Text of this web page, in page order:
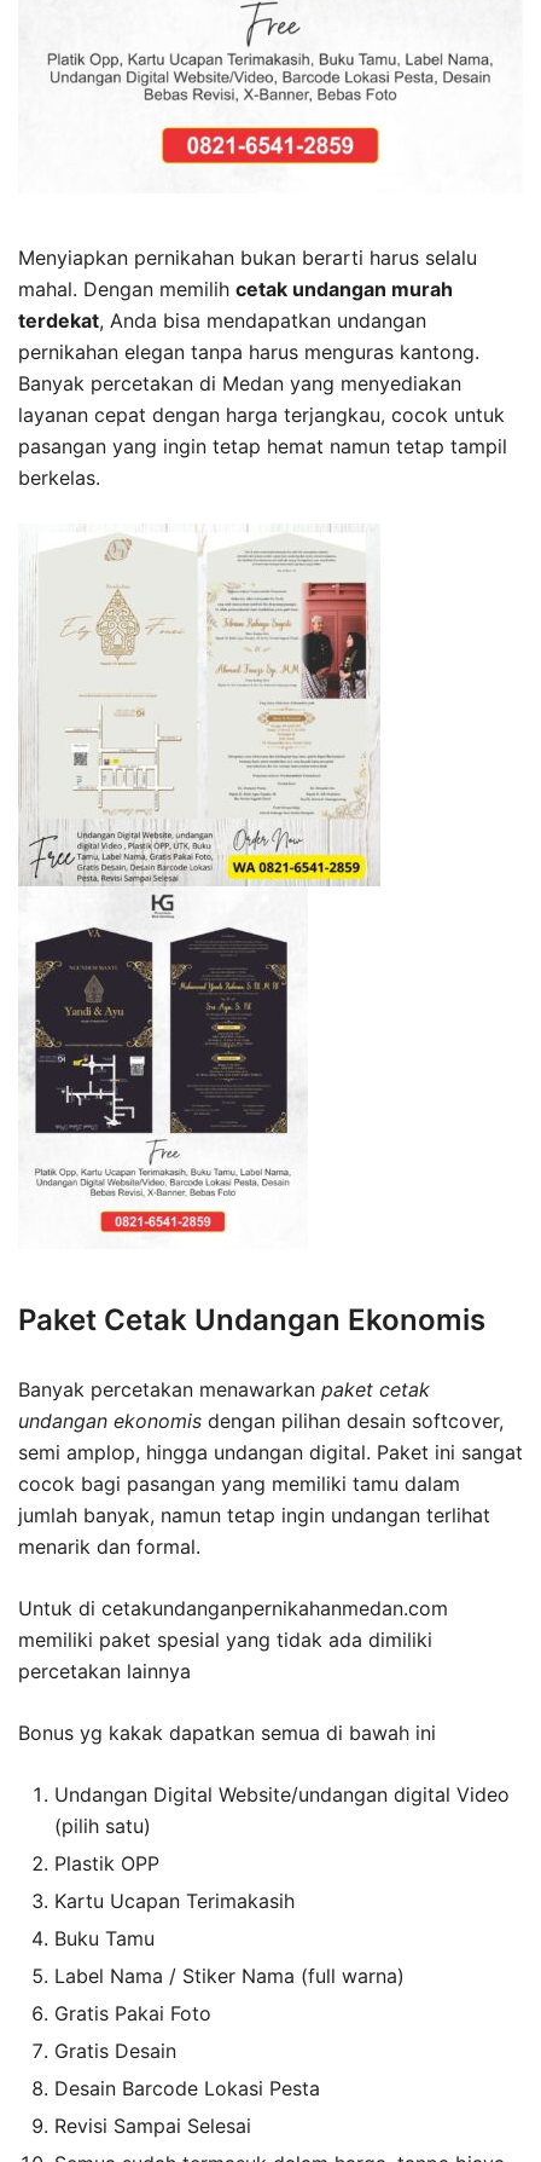
Menyiapkan pernikahan bukan berarti harus selalu
mahal. Dengan memilih cetak undangan murah
terdekat, Anda bisa mendapatkan undangan
pernikahan elegan tanpa harus menguras kantong.
Banyak percetakan di Medan yang menyediakan
layanan cepat dengan harga terjangkau, cocok untuk
pasangan yang ingin tetap hemat namun tetap tampil
berkelas.
Paket Cetak Undangan Ekonomis
Banyak percetakan menawarkan paket cetak
undangan ekonomis dengan pilihan desain softcover,
semi amplop, hingga undangan digital. Paket ini sangat
cocok bagi pasangan yang memiliki tamu dalam
jumlah banyak, namun tetap ingin undangan terlihat
menarik dan formal.
Untuk di cetakundanganpernikahanmedan.com
memiliki paket spesial yang tidak ada dimiliki
percetakan lainnya
Bonus yg kakak dapatkan semua di bawah ini
Undangan Digital Website/undangan digital Video
(pilih satu)
Plastik OPP
Kartu Ucapan Terimakasih
Buku Tamu
Label Nama / Stiker Nama (full warna)
Gratis Pakai Foto
Gratis Desain
Desain Barcode Lokasi Pesta
Revisi Sampai Selesai